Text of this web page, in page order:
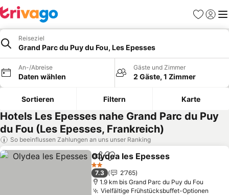
Favoriten
Reiseziel
Grand Parc du Puy du Fou, Les Epesses
An-/Abreise
Daten wählen
Gäste und Zimmer
2 Gäste, 1 Zimmer
Sortieren Filtern Karte
Hotels Les Epesses nahe Grand Parc du Puy
du Fou (Les Epesses, Frankreich)
So beeinflussen Zahlungen an uns unser Ranking
TeilenZu Favoriten hinzufügen
Olydea les Epesses
2 Sterne
7.3
2’765
1.9 km bis Grand Parc du Puy du Fou
Vielfältige Frühstücksbuffet-Optionen